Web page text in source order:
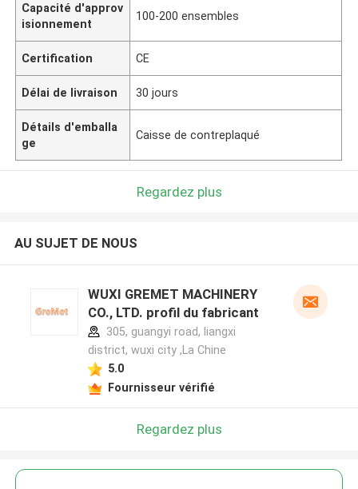
Capacité d'approv
isionnement
100-200 ensembles
Certification CE
Délai de livraison 30 jours
Détails d'emballa
ge
Caisse de contreplaqué
Regardez plus
AU SUJET DE NOUS
WUXI GREMET MACHINERY
CO., LTD. profil du fabricant
305, guangyi road, liangxi
district, wuxi city ,La Chine
5.0
Fournisseur vérifié
Regardez plus